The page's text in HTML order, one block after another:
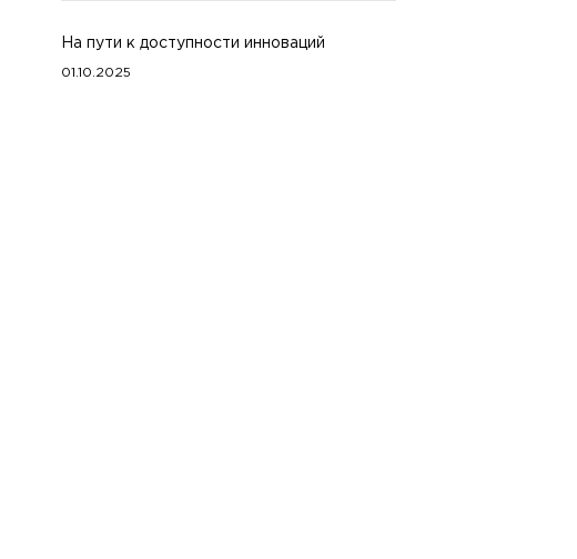
На пути к доступности инноваций
01.10.2025